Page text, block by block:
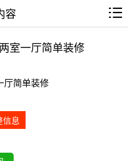
容
室一厅简单装修
厅简单装修
信息